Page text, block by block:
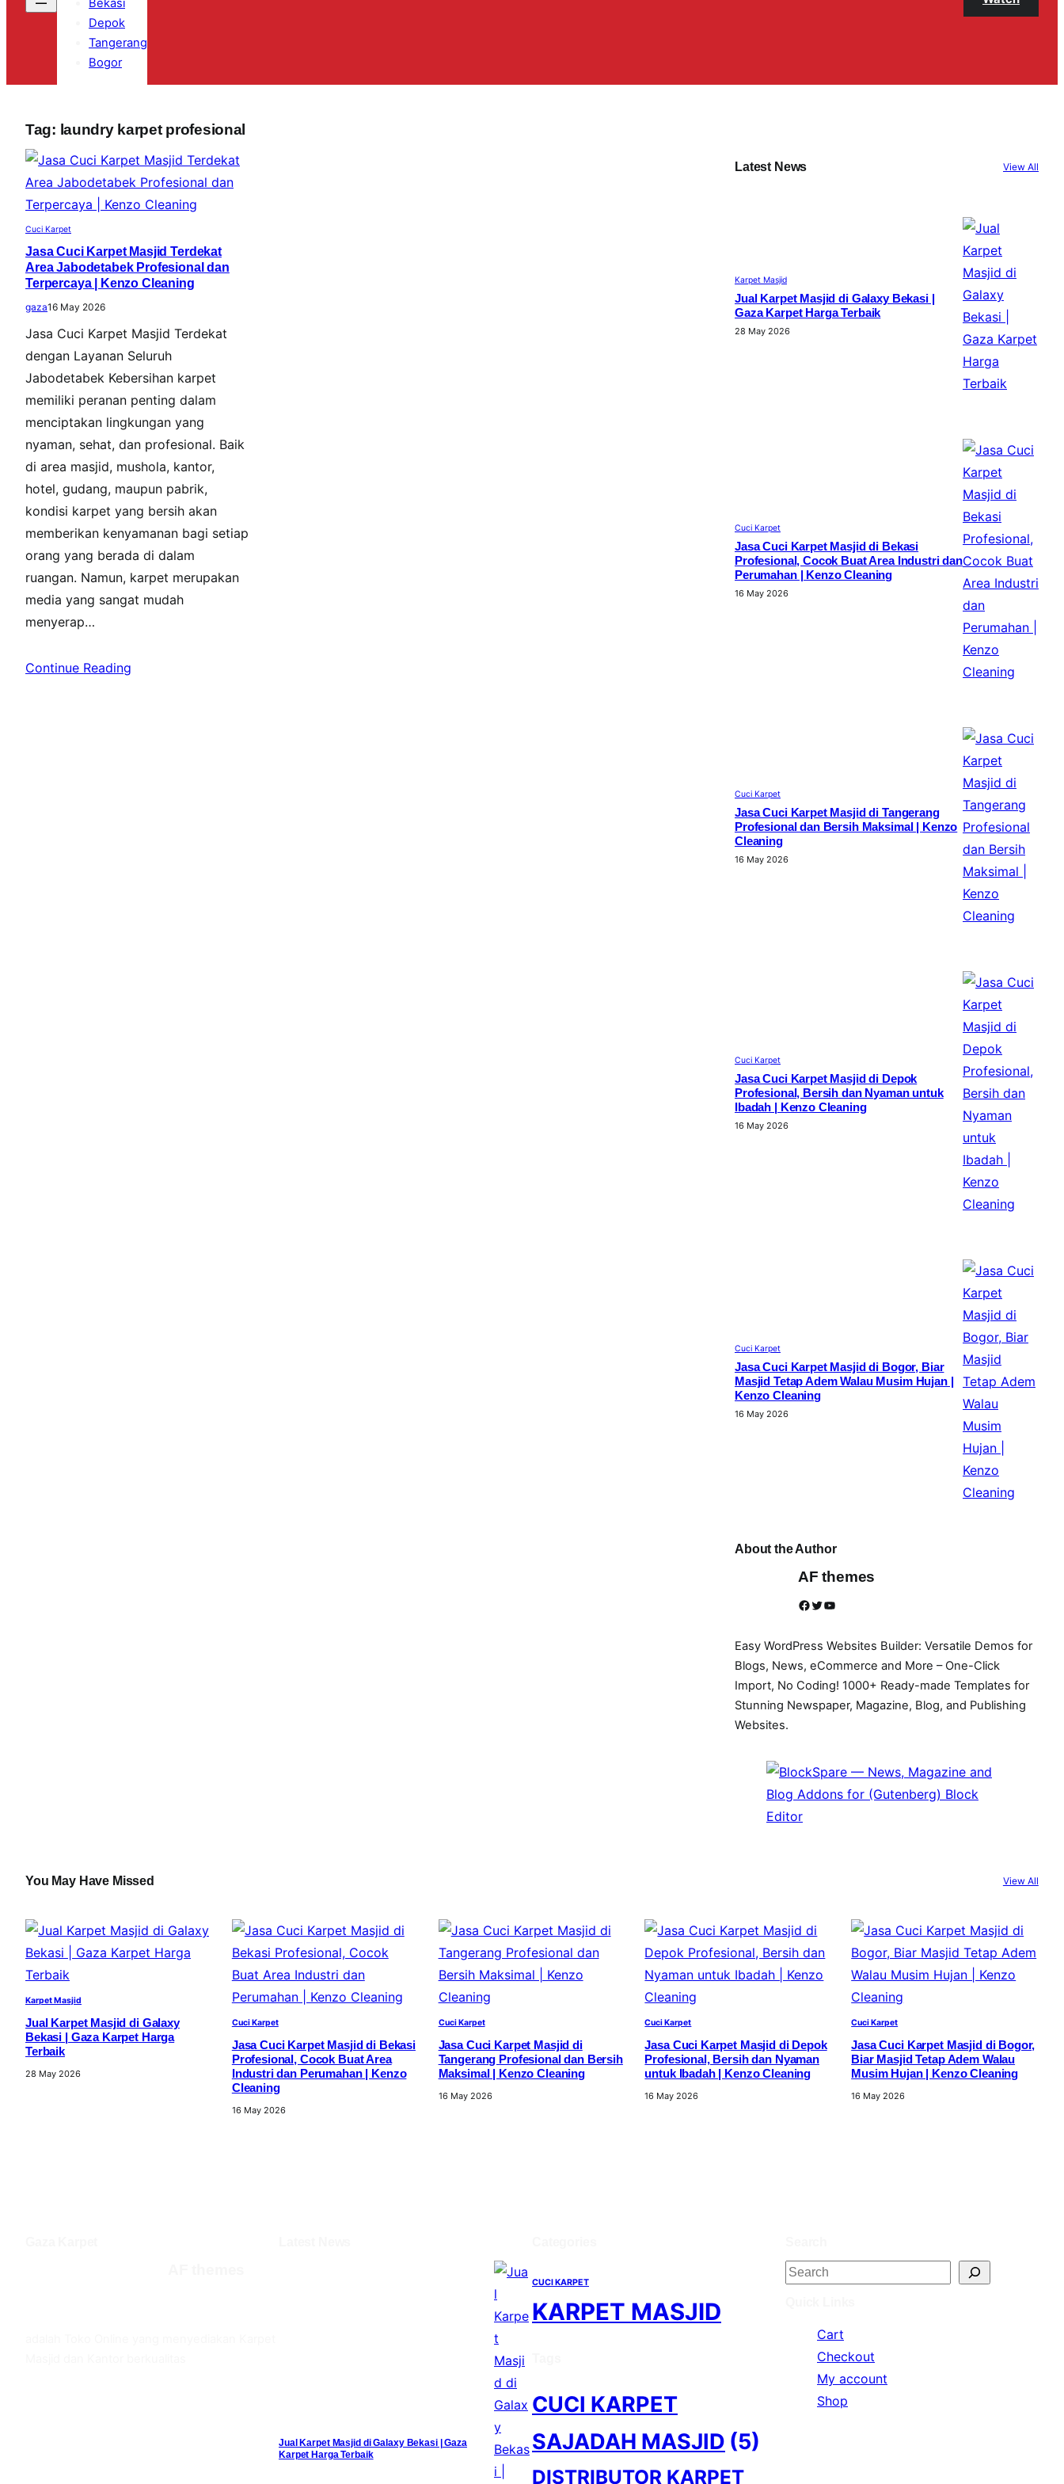
Bekasi
Depok
Tangerang
Bogor
Tag: laundry karpet profesional
Cuci Karpet
Jasa Cuci Karpet Masjid Terdekat
Area Jabodetabek Profesional dan
Terpercaya | Kenzo Cleaning
gaza16 May 2026
Jasa Cuci Karpet Masjid Terdekat
dengan Layanan Seluruh
Jabodetabek Kebersihan karpet
memiliki peranan penting dalam
menciptakan lingkungan yang
nyaman, sehat, dan profesional. Baik
di area masjid, mushola, kantor,
hotel, gudang, maupun pabrik,
kondisi karpet yang bersih akan
memberikan kenyamanan bagi setiap
orang yang berada di dalam
ruangan. Namun, karpet merupakan
media yang sangat mudah
menyerap…
Continue Reading
Latest News View All
Karpet Masjid
Jual Karpet Masjid di Galaxy Bekasi |
Gaza Karpet Harga Terbaik
28 May 2026
Cuci Karpet
Jasa Cuci Karpet Masjid di Bekasi
Profesional, Cocok Buat Area Industri dan
Perumahan | Kenzo Cleaning
16 May 2026
Cuci Karpet
Jasa Cuci Karpet Masjid di Tangerang
Profesional dan Bersih Maksimal | Kenzo
Cleaning
16 May 2026
Cuci Karpet
Jasa Cuci Karpet Masjid di Depok
Profesional, Bersih dan Nyaman untuk
Ibadah | Kenzo Cleaning
16 May 2026
Cuci Karpet
Jasa Cuci Karpet Masjid di Bogor, Biar
Masjid Tetap Adem Walau Musim Hujan |
Kenzo Cleaning
16 May 2026
About the Author
AF themes
Facebook Twitter YouTube
Easy WordPress Websites Builder: Versatile Demos for
Blogs, News, eCommerce and More – One-Click
Import, No Coding! 1000+ Ready-made Templates for
Stunning Newspaper, Magazine, Blog, and Publishing
Websites.
You May Have Missed View All
Karpet Masjid
Jual Karpet Masjid di Galaxy
Bekasi | Gaza Karpet Harga
Terbaik
28 May 2026
Cuci Karpet
Jasa Cuci Karpet Masjid di Bekasi
Profesional, Cocok Buat Area
Industri dan Perumahan | Kenzo
Cleaning
16 May 2026
Cuci Karpet
Jasa Cuci Karpet Masjid di
Tangerang Profesional dan Bersih
Maksimal | Kenzo Cleaning
16 May 2026
Cuci Karpet
Jasa Cuci Karpet Masjid di Depok
Profesional, Bersih dan Nyaman
untuk Ibadah | Kenzo Cleaning
16 May 2026
Cuci Karpet
Jasa Cuci Karpet Masjid di Bogor,
Biar Masjid Tetap Adem Walau
Musim Hujan | Kenzo Cleaning
16 May 2026
Jual Karpet Masjid di Galaxy Bekasi | Gaza
Karpet Harga Terbaik
CUCI KARPET
KARPET MASJID
CUCI KARPET
SAJADAH MASJID (5)
DISTRIBUTOR KARPET
S
Cart
Checkout
My account
Shop